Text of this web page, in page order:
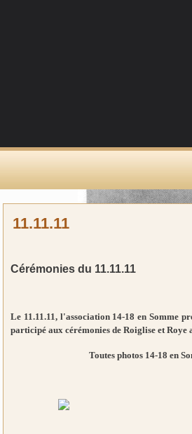
11.11.11
Cérémonies du 11.11.11
Le 11.11.11, l'association 14-18 en Somme
participé aux cérémonies de Roiglise et
Toutes photos 14-18 en